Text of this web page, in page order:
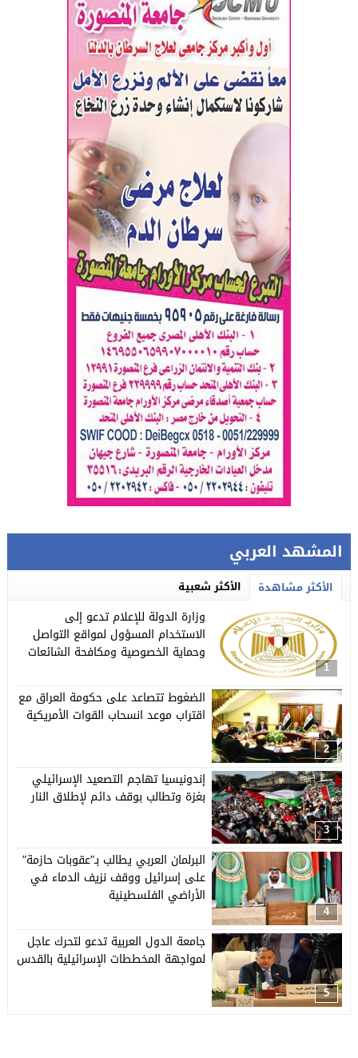
المشهد العربي
الأكثر مشاهدة الأكثر شعبية
1
وزارة الدولة للإعلام تدعو إلى
الاستخدام المسؤول لمواقع التواصل
وحماية الخصوصية ومكافحة الشائعات
2
الضغوط تتصاعد على حكومة العراق مع
اقتراب موعد انسحاب القوات الأمريكية
3
إندونيسيا تهاجم التصعيد الإسرائيلي
بغزة وتطالب بوقف دائم لإطلاق النار
4
البرلمان العربي يطالب بـ”عقوبات حازمة”
على إسرائيل ووقف نزيف الدماء في
الأراضي الفلسطينية
5
جامعة الدول العربية تدعو لتحرك عاجل
لمواجهة المخططات الإسرائيلية بالقدس